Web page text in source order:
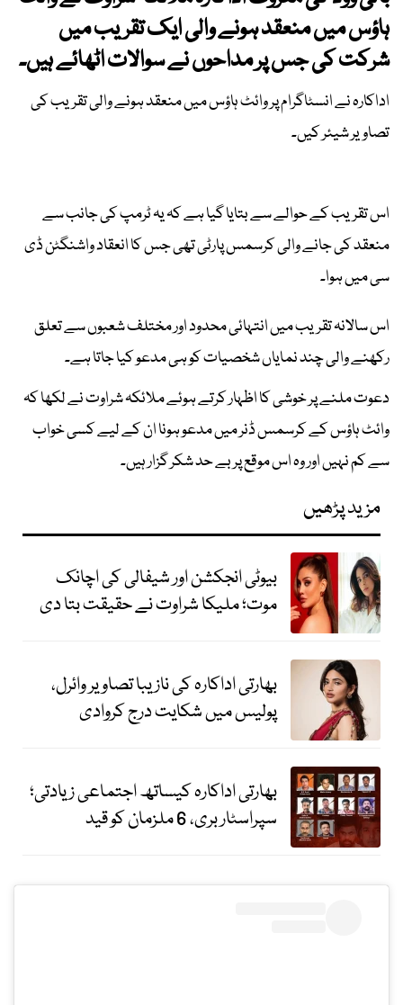
ہاؤس میں منعقد ہونے والی ایک تقریب میں
شرکت کی جس پر مداحوں نے سوالات اٹھائے ہیں۔
اداکارہ نے انسٹاگرام پر وائٹ ہاؤس میں منعقد ہونے والی تقریب کی
تصاویر شیئر کیں۔
اس تقریب کے حوالے سے بتایا گیا ہے کہ یہ ٹرمپ کی جانب سے
منعقد کی جانے والی کرسمس پارٹی تھی جس کا انعقاد واشنگٹن ڈی
سی میں ہوا۔
اس سالانہ تقریب میں انتہائی محدود اور مختلف شعبوں سے تعلق
رکھنے والی چند نمایاں شخصیات کو ہی مدعو کیا جاتا ہے۔
دعوت ملنے پر خوشی کا اظہار کرتے ہوئے ملائکہ شراوت نے لکھا کہ
وائٹ ہاؤس کے کرسمس ڈنر میں مدعو ہونا ان کے لیے کسی خواب
سے کم نہیں اور وہ اس موقع پر بے حد شکر گزار ہیں۔
مزید پڑھیں
بیوٹی انجکشن اور شیفالی کی اچانک
موت؛ ملیکا شراوت نے حقیقت بتا دی
بھارتی اداکارہ کی نازیبا تصاویر وائرل،
پولیس میں شکایت درج کروادی
بھارتی اداکارہ کیساتھ اجتماعی زیادتی؛
سپراسٹار بری، 6 ملزمان کو قید